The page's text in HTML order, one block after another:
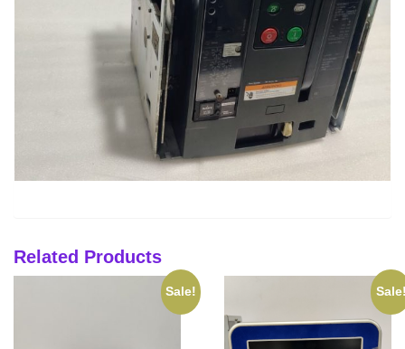
Related Products
Sale!